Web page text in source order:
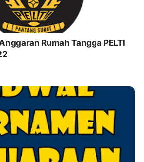
Rumah Tangga PELTI